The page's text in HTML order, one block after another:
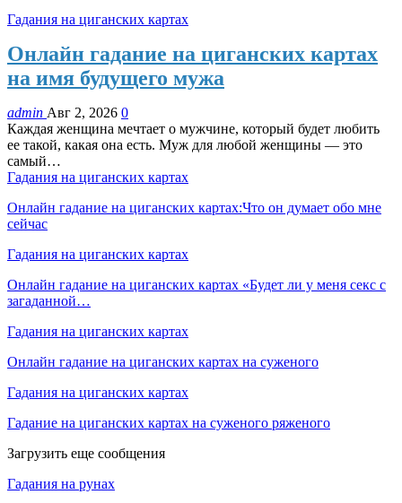
Гадания на циганских картах
Онлайн гадание на циганских картах
на имя будущего мужа
admin Авг 2, 2026 0
Каждая женщина мечтает о мужчине, который будет любить
ее такой, какая она есть. Муж для любой женщины — это
самый…
Гадания на циганских картах
Онлайн гадание на циганских картах:Что он думает обо мне
сейчас
Гадания на циганских картах
Онлайн гадание на циганских картах «Будет ли у меня секс с
загаданной…
Гадания на циганских картах
Онлайн гадание на циганских картах на суженого
Гадания на циганских картах
Гадание на циганских картах на суженого ряженого
Загрузить еще сообщения
Гадания на рунах